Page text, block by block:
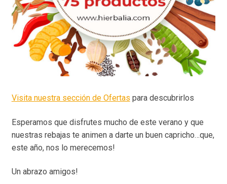
Visita nuestra sección de Ofertas para descubrirlos
Esperamos que disfrutes mucho de este verano y que
nuestras rebajas te animen a darte un buen capricho…que,
este año, nos lo merecemos!
Un abrazo amigos!